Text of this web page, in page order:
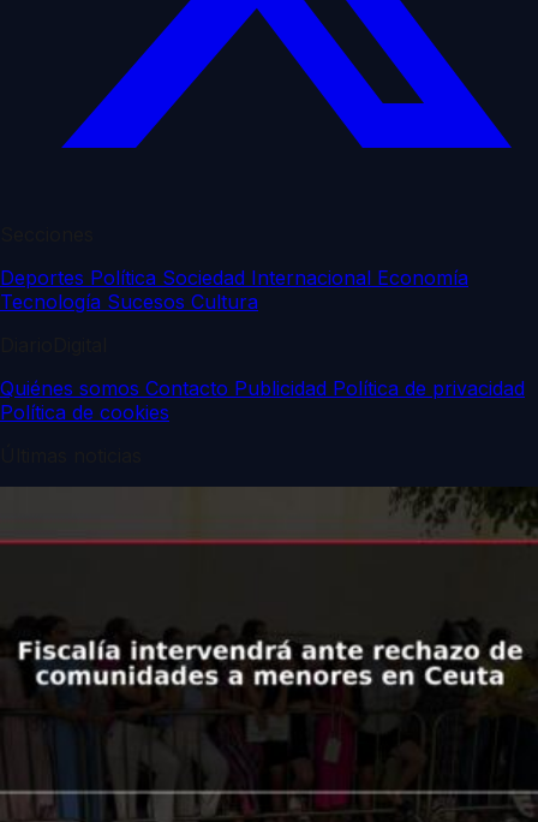
Deportes Política Sociedad Internacional Economía
Tecnología Sucesos Cultura
Quiénes somos Contacto Publicidad Política de privacidad
Política de cookies